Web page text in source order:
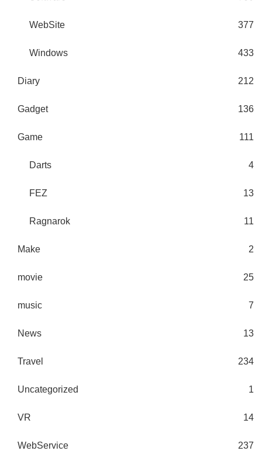
WebSite 377
Windows 433
Diary 212
Gadget 136
Game 111
Darts 4
FEZ 13
Ragnarok 11
Make 2
movie 25
music 7
News 13
Travel 234
Uncategorized 1
VR 14
WebService 237